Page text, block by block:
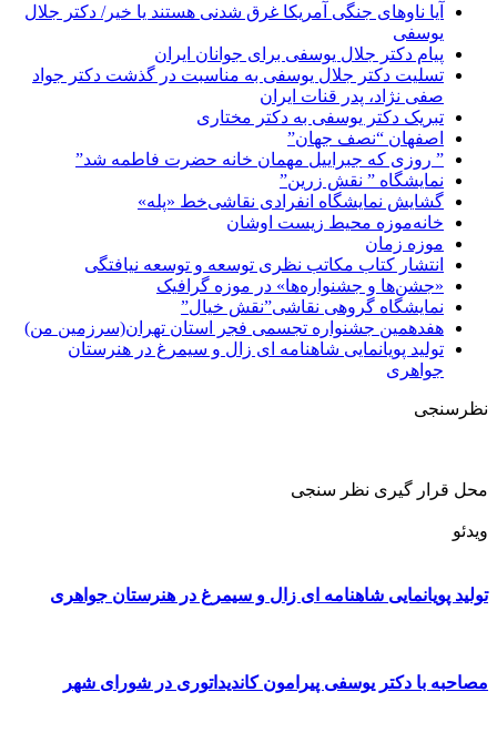
آیا ناوهای جنگی آمریکا غرق شدنی هستند یا خیر/ دکتر جلال
یوسفی
پیام دکتر جلال یوسفی برای جوانان ایران
تسلیت دکتر جلال یوسفی به مناسبت در گذشت دکتر جواد
صفی نژاد، پدر قنات ایران
تبریک دکتر یوسفی به دکتر مختاری
اصفهان “نصف جهان”
” روزی که جبراییل مهمان خانه حضرت فاطمه شد”
نمایشگاه ” نقش زرین”
گشایش نمایشگاه انفرادی نقاشی‌خط «پله»
خانه‌موزه محیط‌ زیست اوشان
موزه زمان
انتشار کتاب مکاتب نظری توسعه و توسعه نیافتگی
«جشن‌ها و جشنواره‌ها» در موزه گرافیک
نمایشگاه گروهی نقاشی”نقش خیال”
هفدهمین جشنواره تجسمی فجر استان تهران(سرزمین من)
تولید پویانمایی شاهنامه ای زال و سیمرغ در هنرستان
جواهری
نظرسنجی
محل قرار گیری نظر سنجی
ویدئو
تولید پویانمایی شاهنامه ای زال و سیمرغ در هنرستان جواهری
مصاحبه با دکتر یوسفی پیرامون کاندیداتوری در شورای شهر